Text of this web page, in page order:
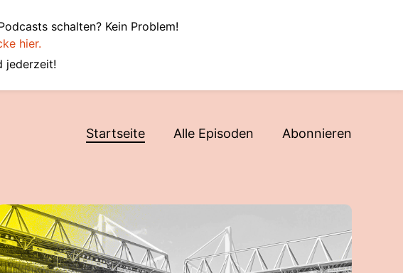
schalten? Kein Problem!
hier.
jederzeit!
Startseite Alle Episoden Abonnieren